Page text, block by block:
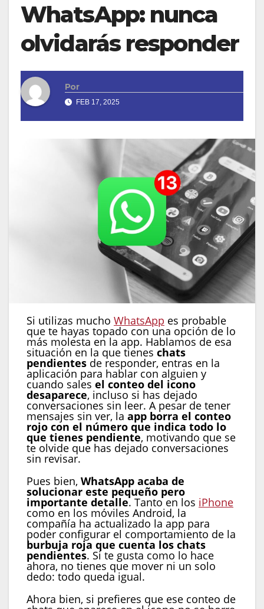
WhatsApp: nunca
olvidarás responder
Por
FEB 17, 2025
Si utilizas mucho WhatsApp es probable
que te hayas topado con una opción de lo
más molesta en la app. Hablamos de esa
situación en la que tienes chats
pendientes de responder, entras en la
aplicación para hablar con alguien y
cuando sales el conteo del icono
desaparece, incluso si has dejado
conversaciones sin leer. A pesar de tener
mensajes sin ver, la app borra el conteo
rojo con el número que indica todo lo
que tienes pendiente, motivando que se
te olvide que has dejado conversaciones
sin revisar.
Pues bien, WhatsApp acaba de
solucionar este pequeño pero
importante detalle. Tanto en los iPhone
como en los móviles Android, la
compañía ha actualizado la app para
poder configurar el comportamiento de la
burbuja roja que cuenta los chats
pendientes. Si te gusta como lo hace
ahora, no tienes que mover ni un solo
dedo: todo queda igual.
Ahora bien, si prefieres que ese conteo de